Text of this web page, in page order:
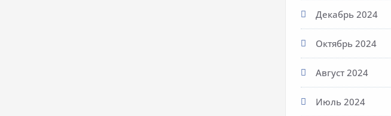
Декабрь 2024
Октябрь 2024
Август 2024
Июль 2024